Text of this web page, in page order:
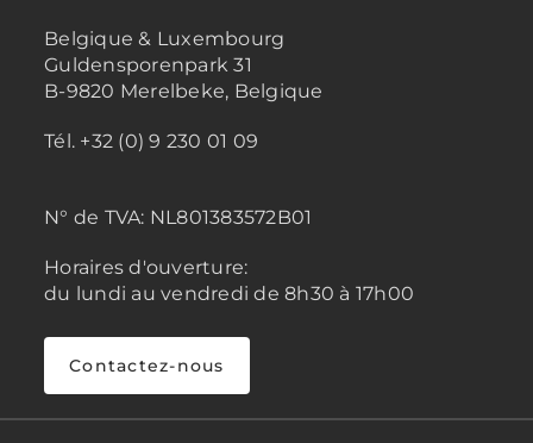
Belgique & Luxembourg
Guldensporenpark 31
B-9820 Merelbeke, Belgique
Tél. +32 (0) 9 230 01 09
N° de TVA: NL801383572B01
Horaires d'ouverture:
du lundi au vendredi de 8h30 à 17h00
Contactez-nous